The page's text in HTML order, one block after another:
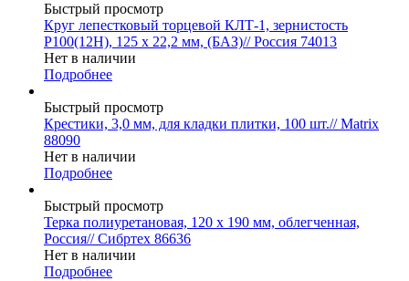
Быстрый просмотр
Круг лепестковый торцевой КЛТ-1, зернистость
Р100(12Н), 125 х 22,2 мм, (БАЗ)// Россия 74013
Нет в наличии
Подробнее
Быстрый просмотр
Крестики, 3,0 мм, для кладки плитки, 100 шт.// Matrix
88090
Нет в наличии
Подробнее
Быстрый просмотр
Терка полиуретановая, 120 х 190 мм, облегченная,
Россия// Сибртех 86636
Нет в наличии
Подробнее